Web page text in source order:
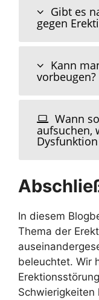
Gibt es
gegen
Kann
vorbeugen?
Wann
aufsuchen,
In diesem
Thema der
beleuchtet. Wir